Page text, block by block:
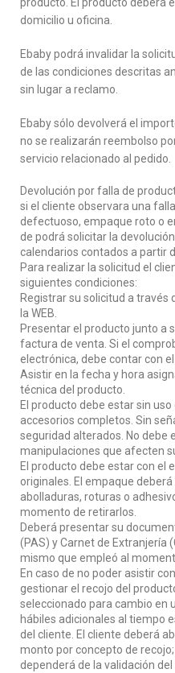
domicilio u oficina.
Ebaby podrá invalidar la
de las condiciones descritas
sin lugar a reclamo.
Ebaby sólo devolverá el
no se realizarán reembolso
servicio relacionado al pedido.
Devolución por falla de
si el cliente observara una
defectuoso, empaque roto o
de podrá solicitar la
calendarios contados a partir
Para realizar la solicitud el
siguientes condiciones:
Registrar su solicitud a través
la WEB.
Presentar el producto junto a
factura de venta. Si el
electrónica, debe contar con
Asistir en la fecha y hora
técnica del producto.
El producto debe estar sin
accesorios completos. Sin
seguridad alterados. No debe
manipulaciones que afecten
El producto debe estar con el
originales. El empaque
abolladuras, roturas o
momento de retirarlos.
Deberá presentar su
(PAS) y Carnet de Extranjería
mismo que empleó al
En caso de no poder asistir
gestionar el recojo del
seleccionado para cambio en
hábiles adicionales al tiempo
del cliente. El cliente deberá
monto por concepto de
dependerá de la validación